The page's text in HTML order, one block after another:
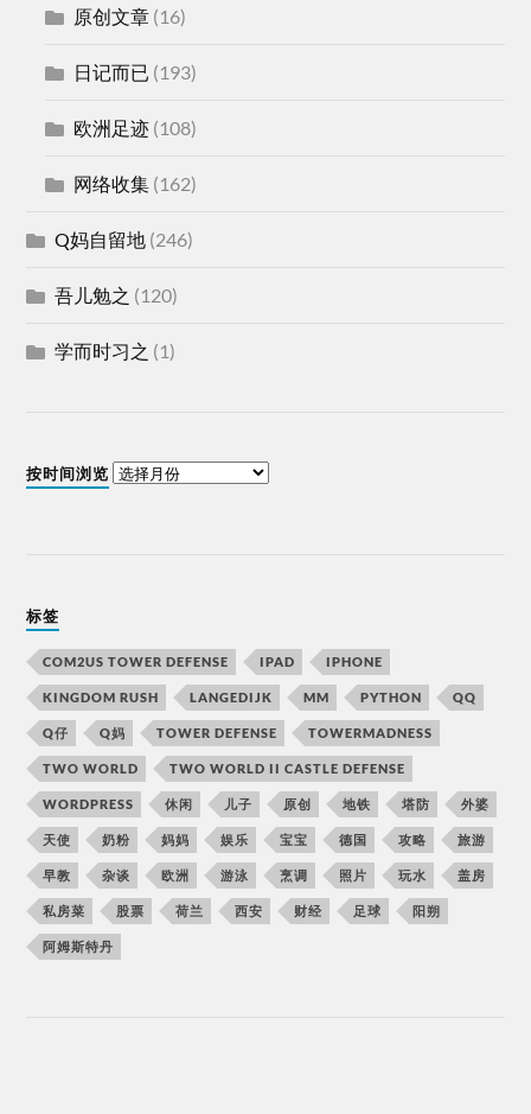
原创文章 (16)
日记而已 (193)
欧洲足迹 (108)
网络收集 (162)
Q妈自留地 (246)
吾儿勉之 (120)
学而时习之 (1)
按时间浏览
标签
COM2US TOWER DEFENSE IPAD IPHONE
KINGDOM RUSH LANGEDIJK MM PYTHON QQ
Q仔 Q妈 TOWER DEFENSE TOWERMADNESS
TWO WORLD TWO WORLD II CASTLE DEFENSE
WORDPRESS 休闲 儿子 原创 地铁 塔防 外婆
天使 奶粉 妈妈 娱乐 宝宝 德国 攻略 旅游
早教 杂谈 欧洲 游泳 烹调 照片 玩水 盖房
私房菜 股票 荷兰 西安 财经 足球 阳朔
阿姆斯特丹